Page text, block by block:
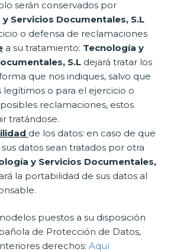
serán conservados por
Servicios Documentales, S.L
o defensa de reclamaciones
a su tratamiento: Tecnología y
S.L dejará tratar los
que nos indiques, salvo que
legítimos o para el ejercicio o
reclamaciones, estos
tratándose.
de los datos: en caso de que
datos sean tratados por otra
y Servicios Documentales,
la portabilidad de sus datos al
puestos a su disposición
de Protección de Datos,
derechos: Aquí